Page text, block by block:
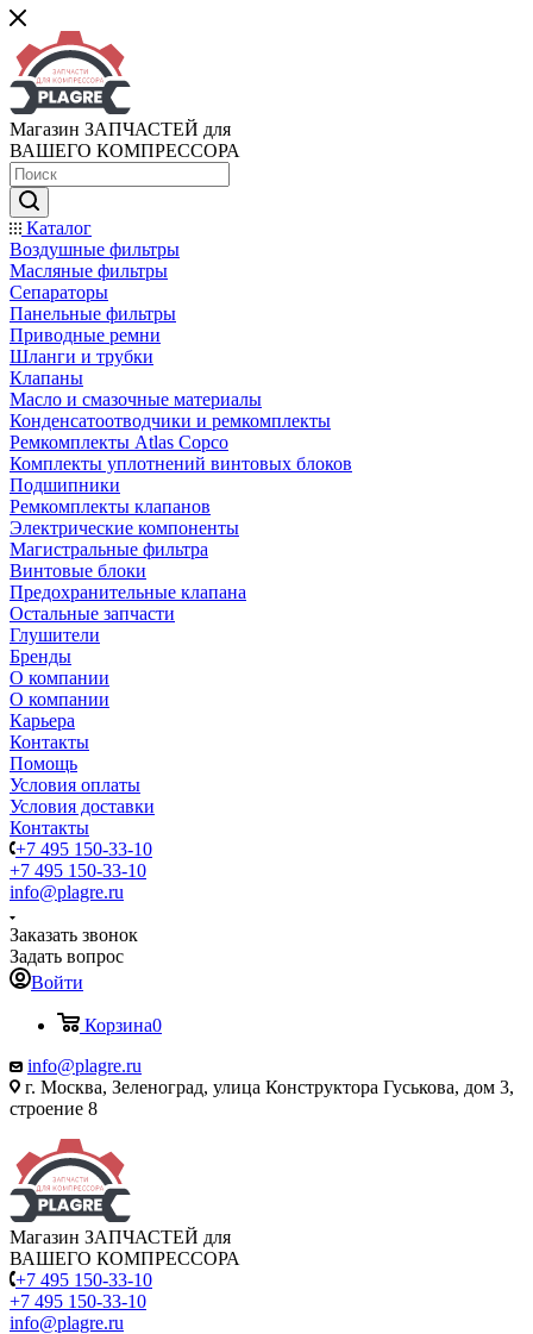
Магазин ЗАПЧАСТЕЙ для
ВАШЕГО КОМПРЕССОРА
Каталог
Воздушные фильтры
Масляные фильтры
Сепараторы
Панельные фильтры
Приводные ремни
Шланги и трубки
Клапаны
Масло и смазочные материалы
Конденсатоотводчики и ремкомплекты
Ремкомплекты Atlas Copco
Комплекты уплотнений винтовых блоков
Подшипники
Ремкомплекты клапанов
Электрические компоненты
Магистральные фильтра
Винтовые блоки
Предохранительные клапана
Остальные запчасти
Глушители
Бренды
О компании
О компании
Карьера
Контакты
Помощь
Условия оплаты
Условия доставки
Контакты
+7 495 150-33-10
+7 495 150-33-10
info@plagre.ru
Заказать звонок
Задать вопрос
Войти
Корзина0
info@plagre.ru
г. Москва, Зеленоград, улица Конструктора Гуськова, дом 3,
строение 8
Магазин ЗАПЧАСТЕЙ для
ВАШЕГО КОМПРЕССОРА
+7 495 150-33-10
+7 495 150-33-10
info@plagre.ru